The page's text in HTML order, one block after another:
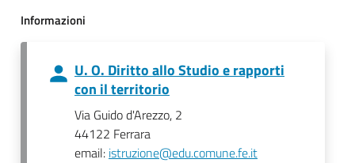
Informazioni
U. O. Diritto allo Studio e rapporti
con il territorio
Via Guido d'Arezzo, 2
44122 Ferrara
email: istruzione@edu.comune.fe.it